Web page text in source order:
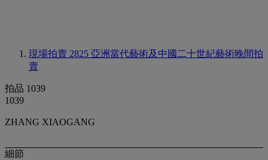
現場拍賣 2825 亞洲當代藝術及中國二十世紀藝術晚間拍
賣
拍品 1039
1039
ZHANG XIAOGANG
細節